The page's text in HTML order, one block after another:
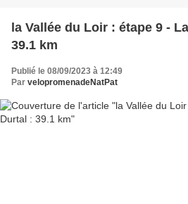
la Vallée du Loir : étape 9 -
39.1 km
Publié le 08/09/2023 à 12:49
Par velopromenadeNatPat